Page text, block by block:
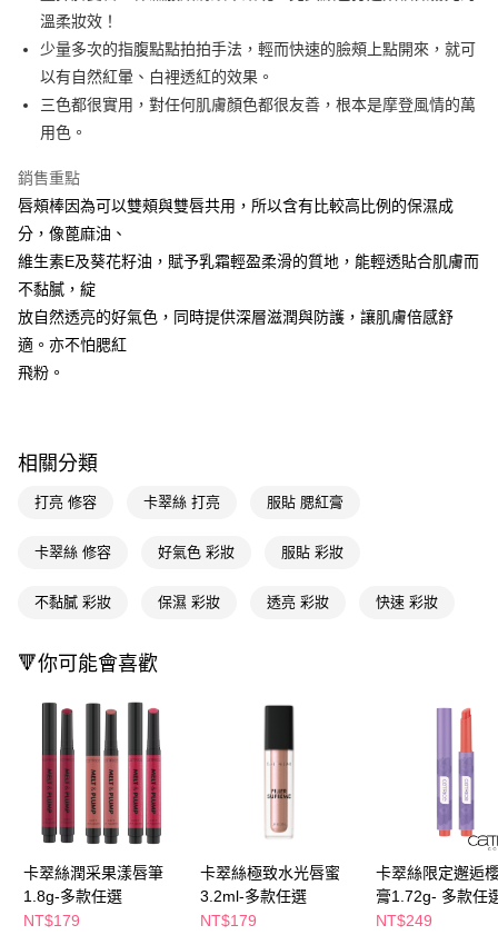
Apple Pay
街口支付
悠遊付
【關於「AFTEE先享後付」】
AFTEE先享後付是「在收到商品之後才付款」的支付方式。 讓您購物簡單
便利好安心！
１．簡單：不需註冊會員、不需綁卡、不需儲值。
２．便利：只要手機號碼，簡訊認證，即可結帳。
３．安心：先確認商品／服務後，再付款。
３．收到繳費通知簡訊後14天內，點擊此簡訊中的連結，可透過四大超商／
※ 請注意：結帳手續完成當下不需立刻繳費，但若您需要取消訂單，請聯絡
後付繳納相關費用。
客戶支援中心」
https://netprotections.freshdesk.com/support/home
１．透過由恩沛科技股份有限公司提供之「AFTEE先享後付」服務完成之交
權轉讓予恩沛科技股份有限公司。
２．關於個人資料處理事宜，請瀏覽以下網址：
https://aftee.tw/terms/#terms3
３．未成年的使用者請事先徵得法定代理人或監護人之同意方可使用
「AFTEE先享後付」，若未經同意申辦者引起之損失，本公司不負相關責
任。
４．使用「AFTEE先享後付」時，將依據個別帳號之用戶狀況，依本公司即
時審查核予不同之上限額度；若仍有額度不足之情形，本公司將視審查結果
請求用戶進行身份認證。
５．嚴禁一人註冊多個帳號或使用他人資訊註冊。若發現惡意使用之情形，
恩沛科技股份有限公司將有權停止該用戶之使用額度並採取法律行動。
即享券
運送方式
全家取貨付款
每筆NT$65，滿NT$390(含以上)免運費
每筆NT$65，滿NT$390(含以上)免運費
萊爾富取貨付款
每筆NT$65，滿NT$490(含以上)免運費
每筆NT$65，滿NT$490(含以上)免運費
付款後7-11取貨
每筆NT$65，滿NT$490(含以上)免運費
宅配(本島)
每筆NT$100，滿NT$790(含以上)免運費
每筆NT$80，滿NT$290(含以上)免運費
溫柔妝效！
少量多次的指腹點點拍拍手法，輕而快速的臉頰上點開來，就可
以有自然紅暈、白裡透紅的效果。
三色都很實用，對任何肌膚顏色都很友善，根本是摩登風情的萬
用色。
銷售重點
唇頰棒因為可以雙頰與雙唇共用，所以含有比較高比例的保濕成
分，像蓖麻油、
維生素E及葵花籽油，賦予乳霜輕盈柔滑的質地，能輕透貼合肌膚而
不黏膩，綻
放自然透亮的好氣色，同時提供深層滋潤與防護，讓肌膚倍感舒
適。亦不怕腮紅
飛粉。
相關分類
打亮 修容 卡翠絲 打亮 服貼 腮紅膏
卡翠絲 修容 好氣色 彩妝 服貼 彩妝
不黏膩 彩妝 保濕 彩妝 透亮 彩妝 快速 彩妝
🔻你可能會喜歡
卡翠絲潤采果漾唇筆
1.8g-多款任選
NT$179
卡翠絲極致水光唇蜜
3.2ml-多款任選
NT$179
卡翠絲限定邂逅
膏1.72g- 多款任
NT$249